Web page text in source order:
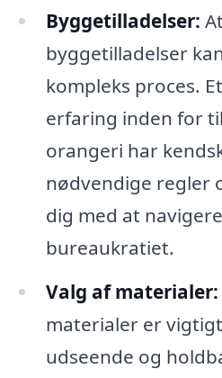
Byggetilladelser:
byggetilladelser
kompleks proces.
erfaring inden for
orangeri har
nødvendige regler
dig med at
bureaukratiet.
Valg af materialer:
materialer er
udseende og